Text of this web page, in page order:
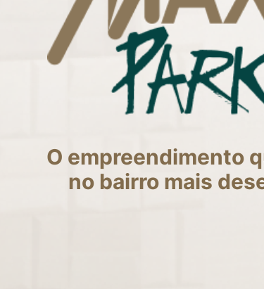
O empreendimento
no bairro mais